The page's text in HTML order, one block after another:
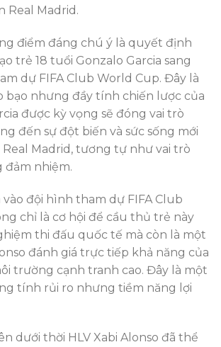
Real Madrid.
điểm đáng chú ý là quyết định
trẻ 18 tuổi Gonzalo Garcia sang
dự FIFA Club World Cup. Đây là
bạo nhưng đầy tính chiến lược của
được kỳ vọng sẽ đóng vai trò
đến sự đột biến và sức sống mới
Madrid, tương tự như vai trò
đảm nhiệm.
vào đội hình tham dự FIFA Club
chỉ là cơ hội để cầu thủ trẻ này
thi đấu quốc tế mà còn là một
đánh giá trực tiếp khả năng của
trường cạnh tranh cao. Đây là một
tính rủi ro nhưng tiềm năng lợi
dưới thời HLV Xabi Alonso đã thể